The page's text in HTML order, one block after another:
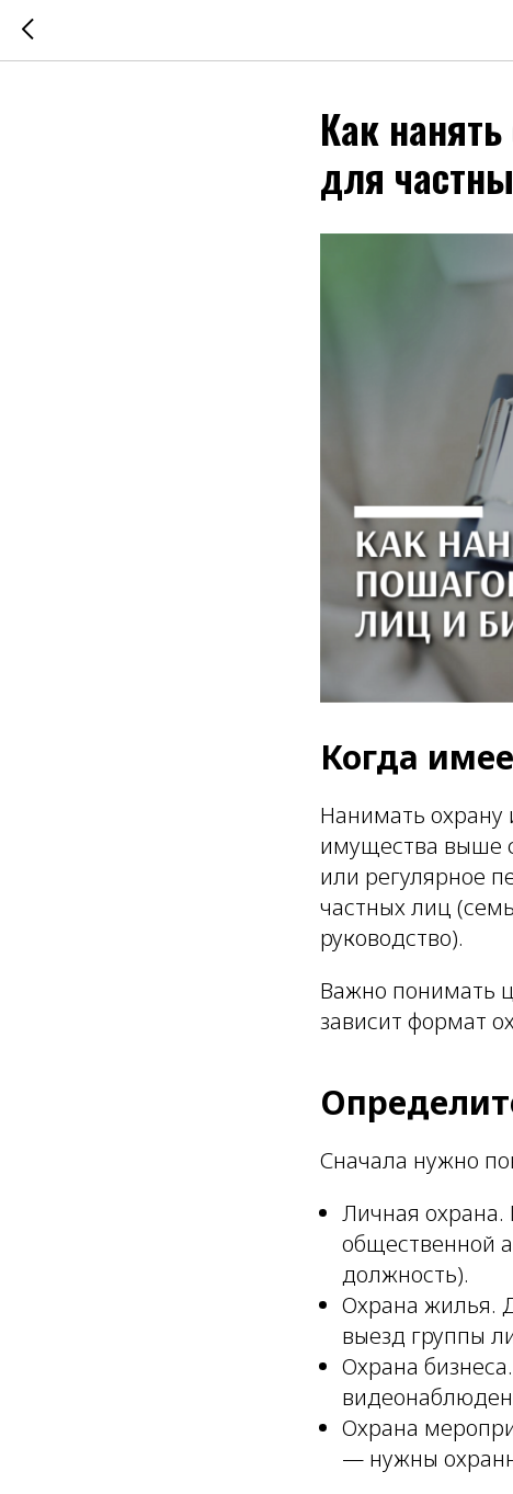
Как
для
Когда
Нанимать охрану
имущества выше
или регулярное
частных лиц
руководство).
Важно понимать
зависит формат
Сначала нужно
Личная охрана.
общественной
должность).
Охрана жилья.
выезд группы
Охрана
Охрана
— нужны